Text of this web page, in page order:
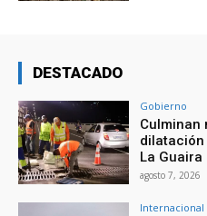
DESTACADO
Gobierno
Culminan
dilatación
La Guaira
agosto 7, 2026
Internacional